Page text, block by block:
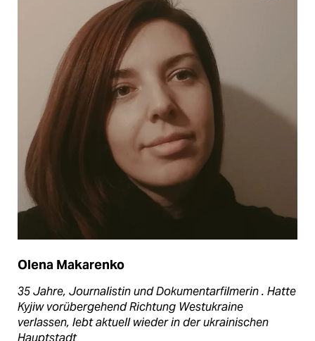
Olena Makarenko
35 Jahre, Journalistin und Dokumentarfilmerin. Hatte
Kyjiw vorübergehend Richtung Westukraine
verlassen, lebt aktuell wieder in der ukrainischen
Hauptstadt